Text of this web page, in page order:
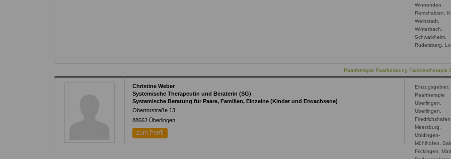
Winnenden,
Remshalden,
Weinstadt,
Winterbach,
Schwaikheim,
Rudersberg,
Paartherapie Paarberatung Familientherapie
Christine Weber
Systemische Therapeutin und Beraterin (SG)
Systemische Beratung für Paare, Familien, Einzelne (Kinder und Erwachsene)
Obertorstraße 13
88662 Überlingen
zum Profil
Einzugsgebiet:
Paartherapie
Überlingen,
Überlingen,
Friedrichshafen,
Meersburg,
Uhldingen-
Mühlhofen,
Frickingen,